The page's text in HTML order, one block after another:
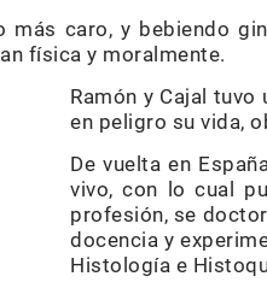
más caro, y bebiendo
física y moralmente.
Ramón y Cajal
en peligro su vida,
De vuelta en
vivo, con lo cual
profesión, se
docencia y
Histología e